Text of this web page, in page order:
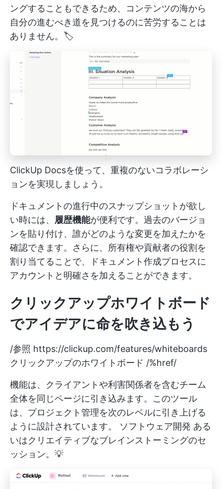
ングすることもできるため、コンテンツの海から
自分の進むべき道を見つけるのに苦労することは
ありません。🏷️
ClickUp Docsを使って、重複のないコラボレーシ
ョンを実現しましょう。
ドキュメントの進行中のスナップショットが欲し
い時には、 履歴機能が便利です。過去のバージョ
ンを貼り付け、誰がどのような変更を加えたかを
確認できます。さらに、所有権や貢献者の役割を
割り当てることで、ドキュメント作成プロセスに
アカウントと明確さを加えることができます。
クリックアップホワイトボード
でアイデアに命を吹き込もう
/参照 https://clickup.com/features/whiteboards
クリックアップのホワイトボード /%href/
機能は、クライアントや利害関係者を含むチーム
全体を同じページに引き込みます。このツール
は、プロジェクト管理を次のレベルに引き上げる
ように設計されています。 ソフトウェア開発 ある
いはクリエイティブなブレインストーミングのセ
ッション。💡